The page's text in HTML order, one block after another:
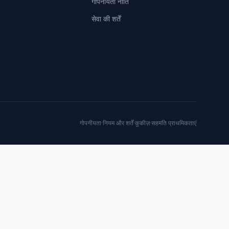
सेवा की शर्तें
गोपनीयता·नियम और शर्तें·कुकीज़·सहमति प्राथमिकताएं